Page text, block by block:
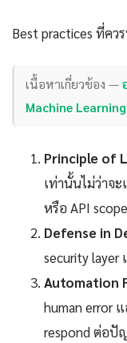
Best practices ที่คว
เนื้อหาเกี่ยวข้อง —
Machine
Principle of
เท่านั้นไม่ว่าจะ
หรือ API
Defense in
security layer
Automation
human error
respond ต่อปั